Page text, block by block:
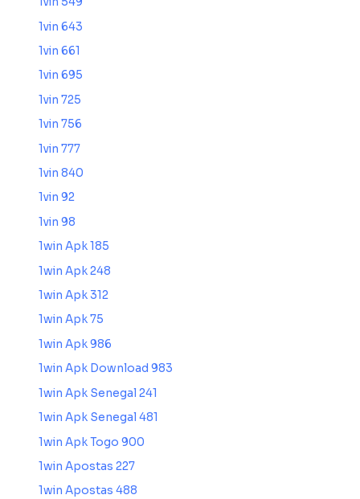
1vin 643
1vin 661
1vin 695
1vin 725
1vin 756
1vin 777
1vin 840
1vin 92
1vin 98
1win Apk 185
1win Apk 248
1win Apk 312
1win Apk 75
1win Apk 986
1win Apk Download 983
1win Apk Senegal 241
1win Apk Senegal 481
1win Apk Togo 900
1win Apostas 227
1win Apostas 488